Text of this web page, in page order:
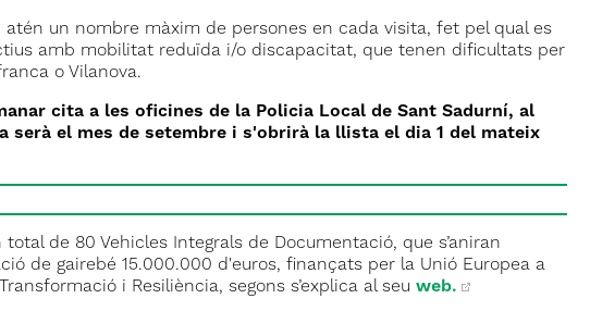
un nombre màxim de persones en cada visita, fet pel qual es
amb mobilitat reduïda i/o discapacitat, que tenen dificultats per
o Vilanova.
cita a les oficines de la Policia Local de Sant Sadurní, al
serà el mes de setembre i s'obrirà la llista el dia 1 del mateix
de 80 Vehicles Integrals de Documentació, que s’aniran
de gairebé 15.000.000 d'euros, finançats per la Unió Europea a
i Resiliència, segons s’explica al seu web.